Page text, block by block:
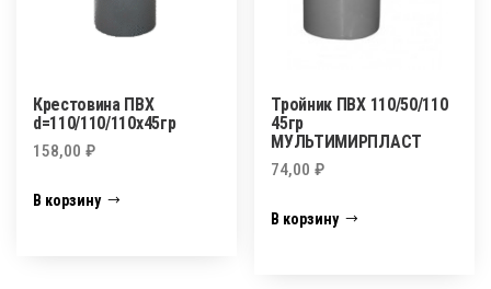
Крестовина ПВХ
d=110/110/110х45гр
158,00 ₽
В корзину
Тройник ПВХ 110/50/110
45гр
МУЛЬТИМИРПЛАСТ
74,00₽
В корзину